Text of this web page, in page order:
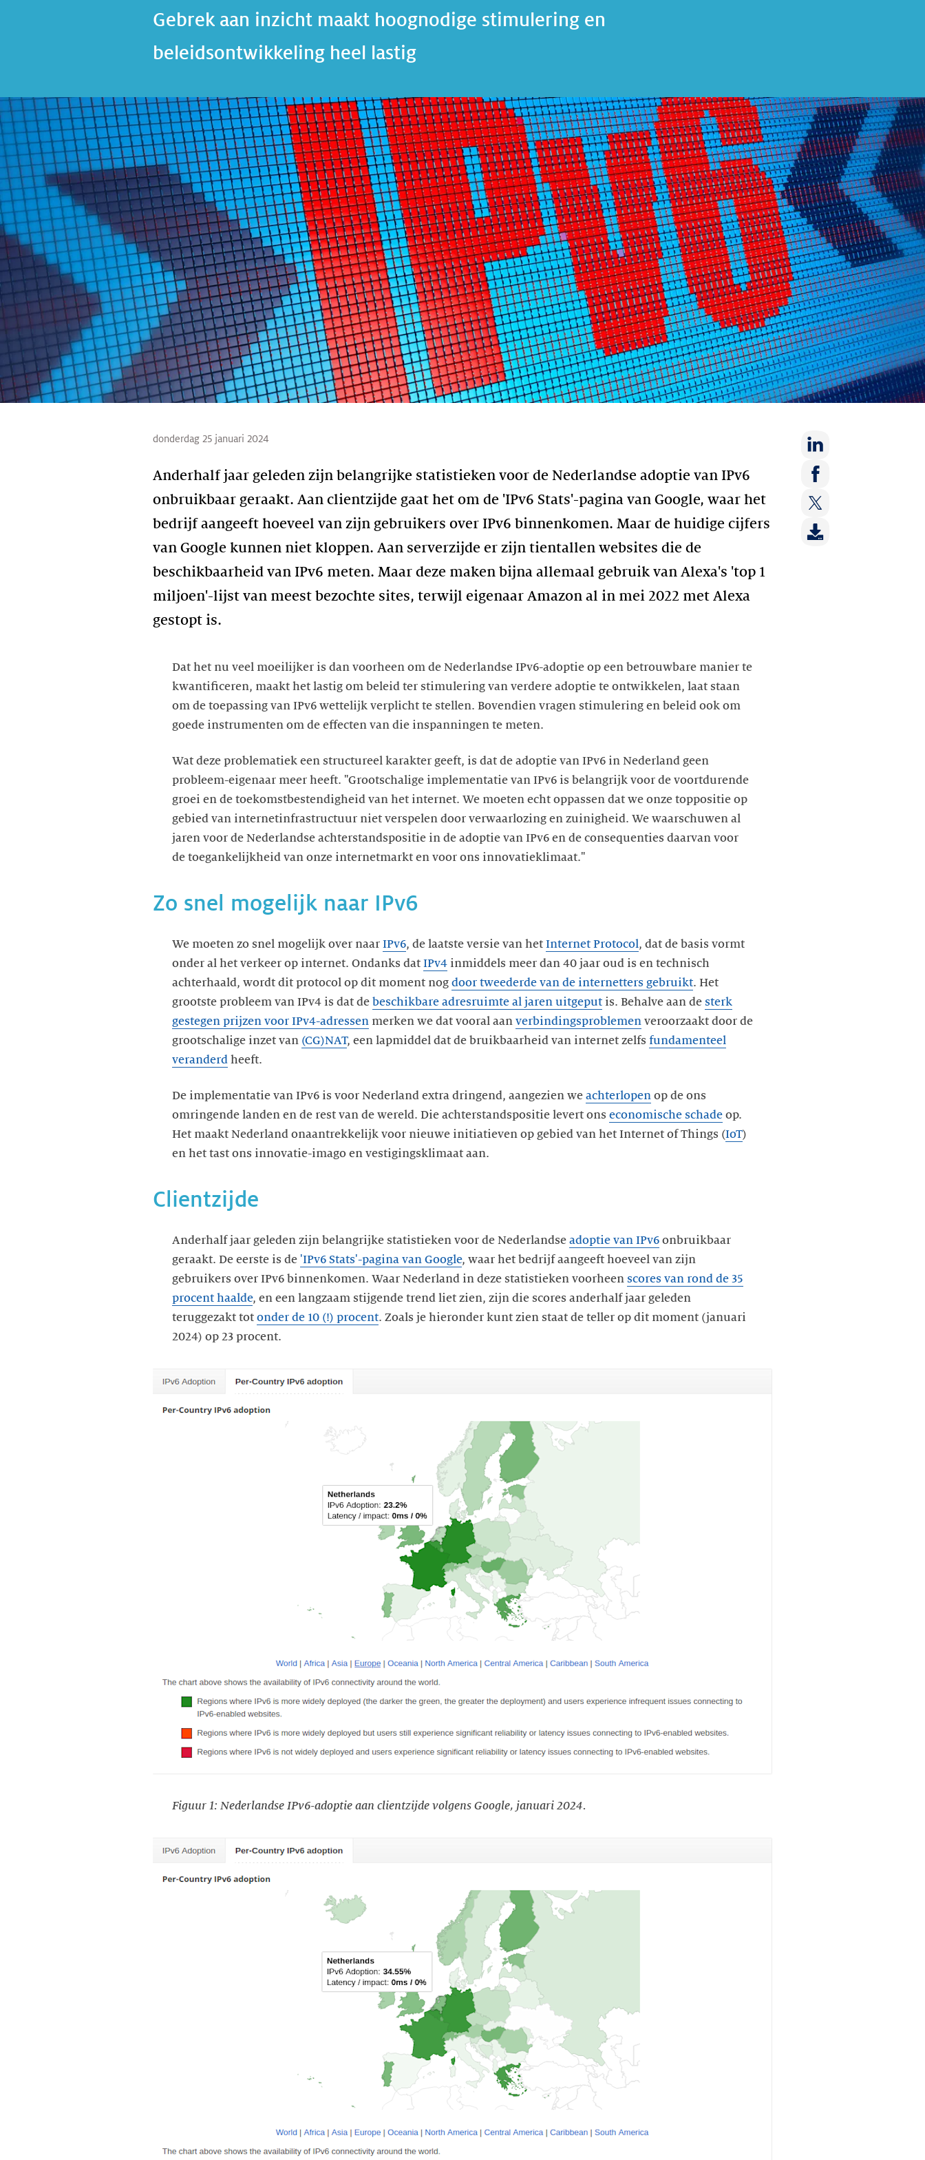
Gebrek aan inzicht maakt hoognodige stimulering en
beleidsontwikkeling heel lastig
donderdag 25 januari 2024
Anderhalf jaar geleden zijn belangrijke statistieken voor de Nederlandse adoptie van IPv6
onbruikbaar geraakt. Aan clientzijde gaat het om de 'IPv6 Stats'-pagina van Google, waar het
bedrijf aangeeft hoeveel van zijn gebruikers over IPv6 binnenkomen. Maar de huidige cijfers
van Google kunnen niet kloppen. Aan serverzijde er zijn tientallen websites die de
beschikbaarheid van IPv6 meten. Maar deze maken bijna allemaal gebruik van Alexa's 'top 1
miljoen'-lijst van meest bezochte sites, terwijl eigenaar Amazon al in mei 2022 met Alexa
gestopt is.
Deel
op:
LinkedIn
Deel
op:
Facebook
Deel
op:
Dat het nu veel moeilijker is dan voorheen om de Nederlandse IPv6-adoptie op een betrouwbare manier te
kwantificeren, maakt het lastig om beleid ter stimulering van verdere adoptie te ontwikkelen, laat staan
om de toepassing van IPv6 wettelijk verplicht te stellen. Bovendien vragen stimulering en beleid ook om
goede instrumenten om de effecten van die inspanningen te meten.
Wat deze problematiek een structureel karakter geeft, is dat de adoptie van IPv6 in Nederland geen
probleem-eigenaar meer heeft. "Grootschalige implementatie van IPv6 is belangrijk voor de voortdurende
groei en de toekomstbestendigheid van het internet. We moeten echt oppassen dat we onze toppositie op
gebied van internetinfrastructuur niet verspelen door verwaarlozing en zuinigheid. We waarschuwen al
jaren voor de Nederlandse achterstandspositie in de adoptie van IPv6 en de consequenties daarvan voor
de toegankelijkheid van onze internetmarkt en voor ons innovatieklimaat."
Zo snel mogelijk naar IPv6
We moeten zo snel mogelijk over naar IPv6, de laatste versie van het Internet Protocol , dat de basis vormt
onder al het verkeer op internet. Ondanks dat IPv4 inmiddels meer dan 40 jaar oud is en technisch
achterhaald, wordt dit protocol op dit moment nog door tweederde van de internetters gebruikt. Het
grootste probleem van IPv4 is dat de beschikbare adresruimte al jaren uitgeput is. Behalve aan de sterk
gestegen prijzen voor IPv4-adressen merken we dat vooral aan verbindingsproblemen veroorzaakt door de
grootschalige inzet van (CG)NAT, een lapmiddel dat de bruikbaarheid van internet zelfs fundamenteel
veranderd heeft.
De implementatie van IPv6 is voor Nederland extra dringend, aangezien we achterlopen op de ons
omringende landen en de rest van de wereld. Die achterstandspositie levert ons economische schade op.
Het maakt Nederland onaantrekkelijk voor nieuwe initiatieven op gebied van het Internet of Things (IoT)
en het tast ons innovatie-imago en vestigingsklimaat aan.
Clientzijde
Anderhalf jaar geleden zijn belangrijke statistieken voor de Nederlandse adoptie van IPv6 onbruikbaar
geraakt. De eerste is de 'IPv6 Stats'-pagina van Google, waar het bedrijf aangeeft hoeveel van zijn
gebruikers over IPv6 binnenkomen. Waar Nederland in deze statistieken voorheen scores van rond de 35
procent haalde, en een langzaam stijgende trend liet zien, zijn die scores anderhalf jaar geleden
teruggezakt tot onder de 10 (!) procent. Zoals je hieronder kunt zien staat de teller op dit moment (januari
2024) op 23 procent.
Figuur 1: Nederlandse IPv6-adoptie aan clientzijde volgens Google, januari 2024.